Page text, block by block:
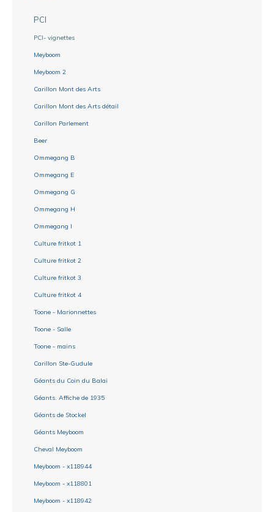
PCI
PCI- vignettes
Meyboom
Meyboom 2
Carillon Mont des Arts
Carillon Mont des Arts détail
Carillon Parlement
Beer
Ommegang B
Ommegang E
Ommegang G
Ommegang H
Ommegang I
Culture fritkot 1
Culture fritkot 2
Culture fritkot 3
Culture fritkot 4
Toone - Marionnettes
Toone - Salle
Toone - mains
Carillon Ste-Gudule
Géants du Coin du Balai
Géants. Affiche de 1935
Géants de Stockel
Géants Meyboom
Cheval Meyboom
Meyboom - x118944
Meyboom - x118801
Meyboom - x118942